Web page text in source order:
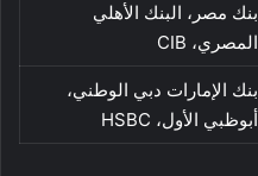
بنك مصر، البنك الأهلي
المصري، CIB
بنك الإمارات دبي الوطني،
أبوظبي الأول، HSBC